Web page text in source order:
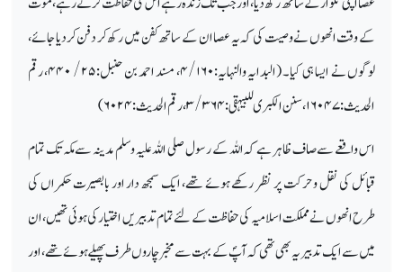
کے وقت انھوں نے وصیت کی کہ یہ عصا ان کے ساتھ کفن میں رکھ کر دفن کردیا جائے،
لوگوں نے ایسا ہی کیا۔ (البدایہ والنہایہ:۴/۱۶۰، مسند احمد بن حنبل:۲۵/ ۴۴۰
، رقم
الحدیث:۱۶۰۴۷، سنن الکبری للبیہقی:۳/۳۶۴، رقم الحدیث:۶۰۲۴)
اس واقعے سے صاف ظاہر ہے کہ اللہ کے رسول صلی اللہ علیہ وسلم مدینہ سے مکہ تک تمام
قبائل کی نقل وحرکت پر نظر رکھے ہوئے تھے، ایک سمجھ دار اور بابصیرت حکمراں کی
طرح انھوں نے مملکت اسلامیہ کی حفاظت کے لئے تمام تدبیریں اختیار کی ہوئی تھیں، ان
میں سے ایک تدبیر یہ بھی تھی کہ آپؐ کے بہت سے مخبر چاروں طرف پھیلے ہوئے تھے، اور